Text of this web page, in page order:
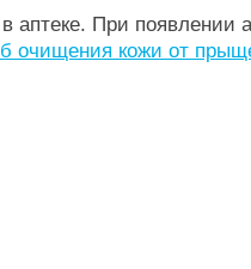
аптеке. При появлении
очищения кожи от